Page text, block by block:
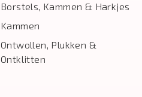
Borstels, Kammen & Harkjes
Kammen
Ontwollen, Plukken &
Ontklitten